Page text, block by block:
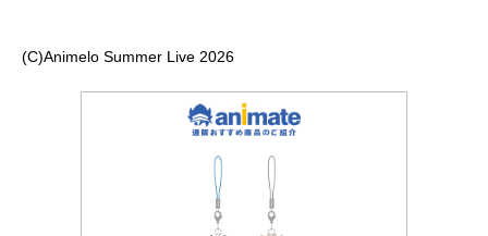
(C)Animelo Summer Live 2026